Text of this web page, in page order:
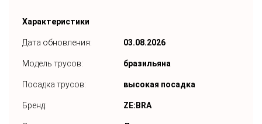
Характеристики
Дата обновления: 03.08.2026
Модель трусов: бразильяна
Посадка трусов: высокая посадка
Бренд: ZE:BRA